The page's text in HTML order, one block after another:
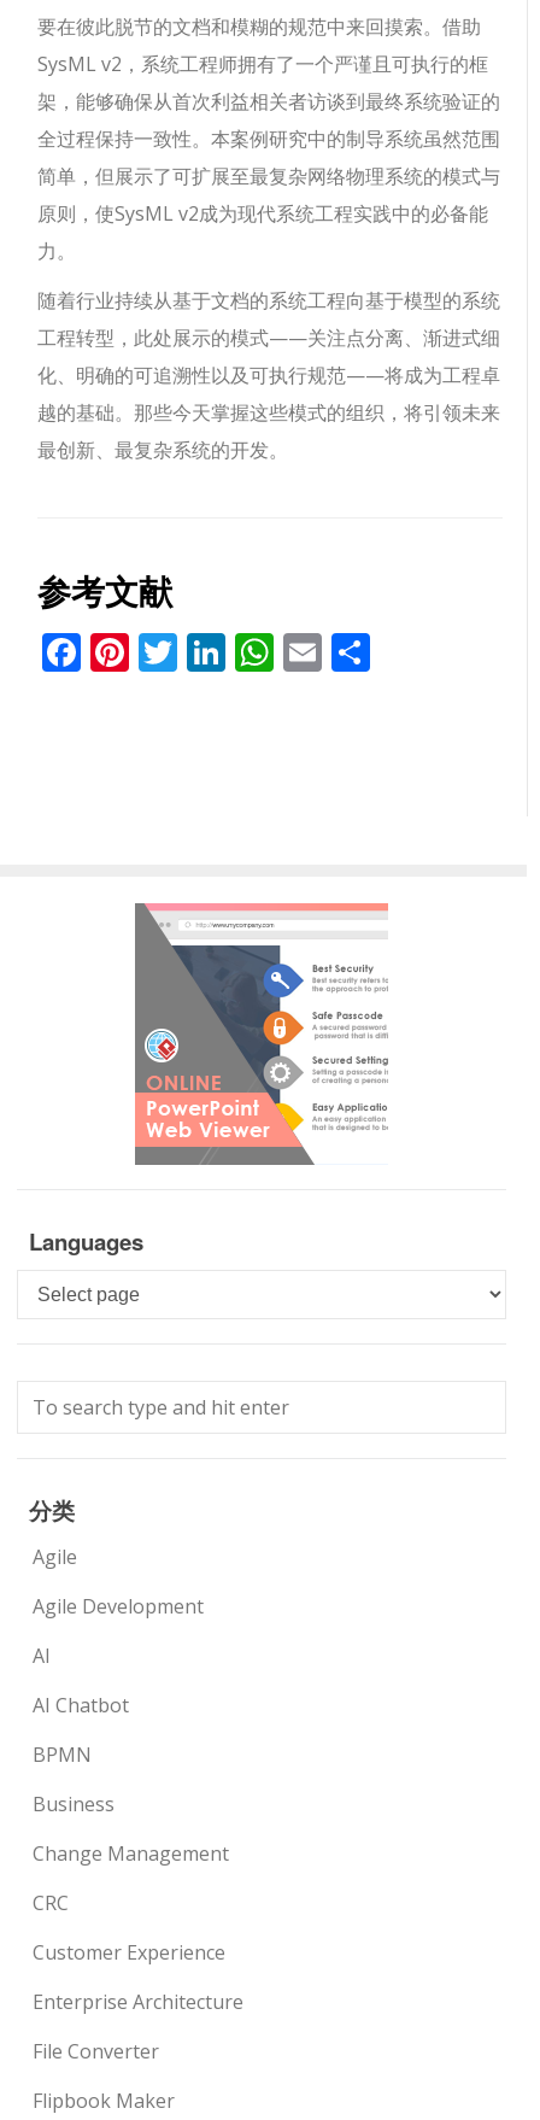
要在彼此脱节的文档和模糊的规范中来回摸索。借助
SysML v2，系统工程师拥有了一个严谨且可执行的框
架，能够确保从首次利益相关者访谈到最终系统验证的
全过程保持一致性。本案例研究中的制导系统虽然范围
简单，但展示了可扩展至最复杂网络物理系统的模式与
原则，使SysML v2成为现代系统工程实践中的必备能
力。
随着行业持续从基于文档的系统工程向基于模型的系统
工程转型，此处展示的模式——关注点分离、渐进式细
化、明确的可追溯性以及可执行规范——将成为工程卓
越的基础。那些今天掌握这些模式的组织，将引领未来
最创新、最复杂系统的开发。
参考文献
Facebook
Pinterest
Twitter
LinkedIn
WhatsApp
Email
Languages
Languages
分类
Agile
Agile Development
AI
AI Chatbot
BPMN
Business
Change Management
CRC
Customer Experience
Enterprise Architecture
File Converter
Flipbook Maker